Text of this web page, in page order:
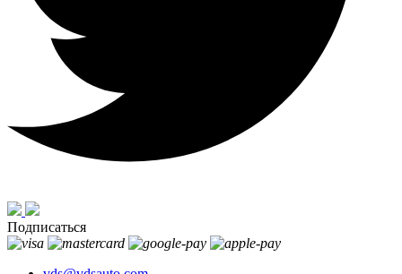
Подписаться